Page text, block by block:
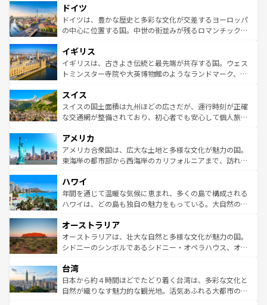
せる。地方によって風土や気候が異なるスペインはその個
性で訪れる人を魅了する。 なお、新着のスペイン情報は コ
ンテンツ一覧を参照してほしい。
で、幅広い魅力が詰まっている。華麗な宮殿、歴史的な大
聖堂、美しいビーチ、そして豊かな自然が、訪れる者を心
から魅了する。また、フランスは美食の国としても知ら
いる。シャンパンの発祥地であるランス、プロヴァンスの
香り高いラベンダー畑など、多彩な楽しみ方が可能だ。さ
らに、パリ以外の地域にも魅力が溢れており、どの街角に
れる地方に足を運ぶとそれぞれで全く異なる文化を体験で
きるだろう。 なお、新着のフランス情報はコンテンツ一覧
を参照してほしい。
ドイツ
ドイツは、豊かな歴史と多彩な文化が交差するヨーロッパ
の中心に位置する国。中世の街並みが残るロマンチック街
顔を持つこの国は、どこを歩いても飽きることがない。ベ
ルリンの文化的活気、バイエルン州のアルプスの絶景、そ
してライン川沿いのワイン畑といった風景は必見。ビール
は、お酒好きな人にはぜひ体験してほしい。 なお、新着の
ドイツ情報はコンテンツ一覧を参照してほしい。
イギリス
イギリスは、古きよき伝統と最先端が共存する国。ウェス
トミンスター寺院や大英博物館のようなランドマーク、歴
リアごとに異なる魅力がある。また、優雅なアフタヌーン
ティー、ビール好きにはたまらない英国パブ、サッカー観
戦など、本場だからこそできる体験も豊富。イギリスを旅
ンツ一覧を参照してほしい。
スイス
スイスの国土面積は九州ほどの広さだが、運行時刻が正確
な交通網が整備されており、初心者でも安心して個人旅行
の建物がそのまま残る町や、スイスならではのユニークな
博物館もあり、アルプス観光だけでなく町歩きも満喫する
ことができる。国民の所得が高いため物価も高いが、旅行
ば市内交通費無料で観光を楽しむこともできる。 なお、新
着のスイス情報はコンテンツ一覧 を参照してほしい。
アメリカ
アメリカ合衆国は、広大な土地と多様な文化が魅力の国。
東海岸の都市部から西海岸のカリフォルニアまで、訪れる
のような巨大都市は、観光、ショッピング、エンターテイ
ンメントが詰まった刺激的なスポットだ。一方、アメリカ
西部には大自然が広がり、グランドキャニオンやイエロー
部のニューオーリンズでは、音楽と美食が融合した独特の
文化が魅力。旅行者はアメリカの各地域で異なる魅力を楽
しみながら、その多様性と豊かな歴史を感じることができ
ならではの贅沢な旅のスタイルだ。 なお、新着のアメリカ
情報はコンテンツ一覧を参照してほしい。
ハワイ
年間を通じて温暖な気候に恵まれ、多くの島で構成される
ハワイは、どの島も独自の魅力をもっている。大自然の神
ワイ島は見逃せない。また、定番の観光地といえばオアフ
島だが、静かな自然を求めるならマウイ島やカウアイ島が
おすすめ。エメラルドグリーンに輝く海をはじめ、豊かな
れるおもてなしの心で訪れる人々を迎えてくれるハワイの
人々、おいしいローカルフードやハワイアンミュージッ
ク、伝統的なフラダンスなど、すべてがハワイの魅力を彩
オーストラリア
オーストラリアは、壮大な自然と多様な文化が魅力の国。
シドニーのシンボルであるシドニー・オペラハウス、オー
リアリーフや大陸中央部にそびえるウルル（エアーズロッ
ク）、タスマニアの美しい原生林やケアンズの熱帯雨林な
ど、見どころがたくさん。また、カフェやワイン、オージ
台湾
日本から約４時間ほどでたどり着く台湾は、多彩な文化と
自然が織りなす魅力的な観光地。活気あふれる大都市の台